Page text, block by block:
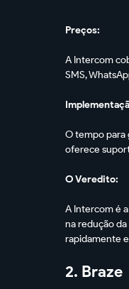
Preços:
A Intercom
SMS,
O tempo para
oferece
O Veredito:
A Intercom é
na redução
rapidamente
2. Braze